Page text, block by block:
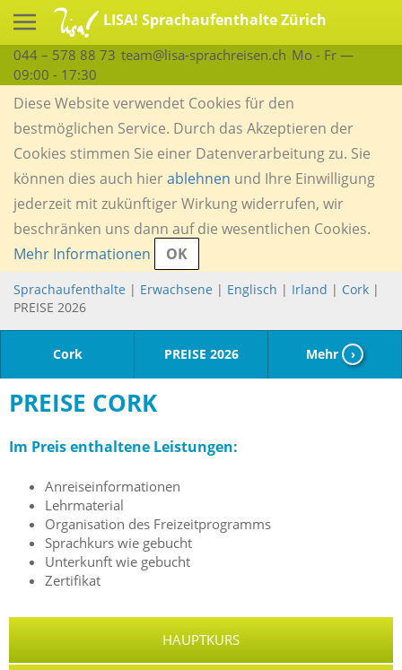
LISA! Sprachaufenthalte Zürich
044 – 578 88 73 team@lisa-sprachreisen.ch Mo - Fr —
09:00 - 17:30
Diese Website verwendet Cookies für den
bestmöglichen Service. Durch das Akzeptieren der
Cookies stimmen Sie einer Datenverarbeitung zu. Sie
können dies auch hierablehnen und Ihre Einwilligung
jederzeit mit zukünftiger Wirkung widerrufen, wir
beschränken uns dann auf die wesentlichen Cookies.
Mehr Informationen
OK
Sprachaufenthalte | Erwachsene | Englisch | Irland | Cork |
PREISE 2026
Cork PREISE 2026 Mehr ›
PREISE CORK
Im Preis enthaltene Leistungen:
Anreiseinformationen
Lehrmaterial
Organisation des Freizeitprogramms
Sprachkurs wie gebucht
Unterkunft wie gebucht
Zertifikat
HAUPTKURS